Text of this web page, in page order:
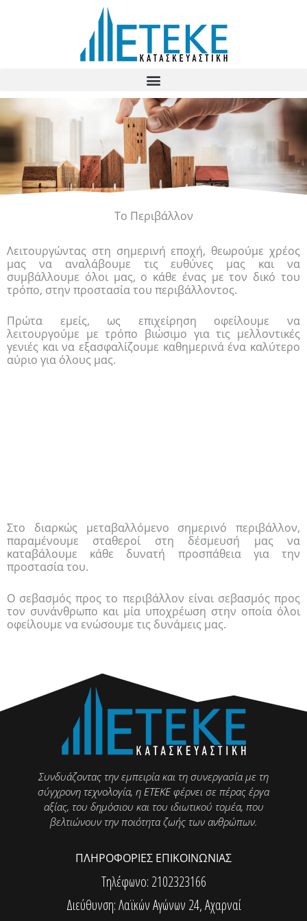
Το Περιβάλλον
Λειτουργώντας στη σημερινή εποχή, θεωρούμε χρέος
μας να αναλάβουμε τις ευθύνες μας και να
συμβάλλουμε όλοι μας, ο κάθε ένας με τον δικό του
τρόπο, στην προστασία του περιβάλλοντος.
Πρώτα εμείς, ως επιχείρηση οφείλουμε να
λειτουργούμε με τρόπο βιώσιμο για τις μελλοντικές
γενιές και να εξασφαλίζουμε καθημερινά ένα καλύτερο
αύριο για όλους μας.
Στο διαρκώς μεταβαλλόμενο σημερινό περιβάλλον,
παραμένουμε σταθεροί στη δέσμευσή μας να
καταβάλουμε κάθε δυνατή προσπάθεια για την
προστασία του.
Ο σεβασμός προς το περιβάλλον είναι σεβασμός προς
τον συνάνθρωπο και μία υποχρέωση στην οποία όλοι
οφείλουμε να ενώσουμε τις δυνάμεις μας.
Συνδυάζοντας την εμπειρία και τη συνεργασία με τη
σύγχρονη τεχνολογία, η ΕΤΕΚΕ φέρνει σε πέρας έργα
αξίας, του δημόσιου και του ιδιωτικού τομέα, που
βελτιώνουν την ποιότητα ζωής των ανθρώπων.
ΠΛΗΡΟΦΟΡΙΕΣ ΕΠΙΚΟΙΝΩΝΙΑΣ
Τηλέφωνο: 2102323166
Διεύθυνση: Λαϊκών Αγώνων 24, Αχαρναί